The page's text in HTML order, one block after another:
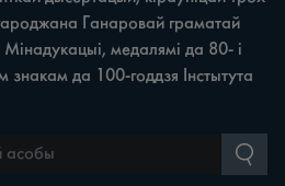
Ганаровай граматай
медалямі да 80- і
да 100-годдзя Інстытута